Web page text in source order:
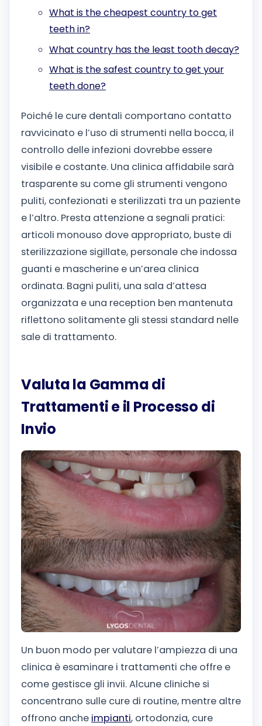
What is the cheapest country to get
teeth in?
What country has the least tooth decay?
What is the safest country to get your
teeth done?
Poiché le cure dentali comportano contatto
ravvicinato e l’uso di strumenti nella bocca, il
controllo delle infezioni dovrebbe essere
visibile e costante. Una clinica affidabile sarà
trasparente su come gli strumenti vengono
puliti, confezionati e sterilizzati tra un paziente
e l’altro. Presta attenzione a segnali pratici:
articoli monouso dove appropriato, buste di
sterilizzazione sigillate, personale che indossa
guanti e mascherine e un’area clinica
ordinata. Bagni puliti, una sala d’attesa
organizzata e una reception ben mantenuta
riflettono solitamente gli stessi standard nelle
sale di trattamento.
Valuta la Gamma di
Trattamenti e il Processo di
Invio
Un buon modo per valutare l’ampiezza di una
clinica è esaminare i trattamenti che offre e
come gestisce gli invii. Alcune cliniche si
concentrano sulle cure di routine, mentre altre
offrono anche impianti, ortodonzia, cure